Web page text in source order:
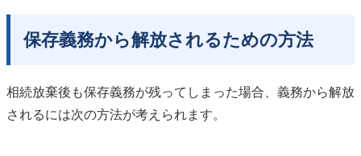
保存義務から解放されるための方法
相続放棄後も保存義務が残ってしまった場合、義務から解放
されるには次の方法が考えられます。